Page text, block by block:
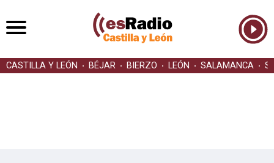
CASTILLA Y LEÓN BÉJAR BIERZO LEÓN SALAMANCA